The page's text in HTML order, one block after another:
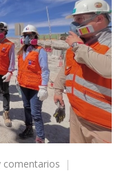
comentarios
en